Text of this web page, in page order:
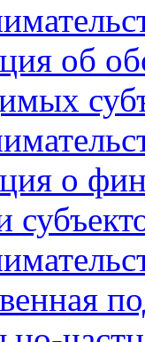
об
о